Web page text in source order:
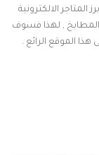
الالكترونية
المطابخ , لهذا فسوف
الموقع الرائع .